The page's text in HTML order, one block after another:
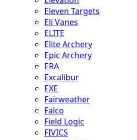
Eleven Targets
Eli Vanes
ELITE
Elite Archery
Epic Archery
ERA
Excalibur
EXE
Fairweather
Falco
Field Logic
FIVICS